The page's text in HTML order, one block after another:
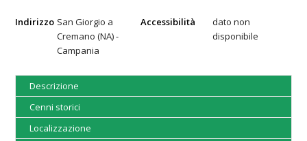
Indirizzo San Giorgio a
Cremano (NA) -
Campania
Accessibilità
dato non
disponibile
Descrizione
Cenni storici
Localizzazione